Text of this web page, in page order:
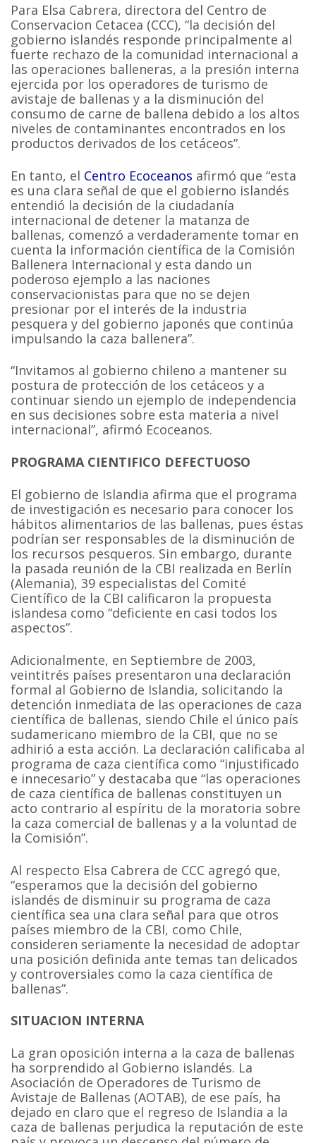
Para Elsa Cabrera, directora del Centro de
Conservacion Cetacea (CCC), “la decisión del
gobierno islandés responde principalmente al
fuerte rechazo de la comunidad internacional a
las operaciones balleneras, a la presión interna
ejercida por los operadores de turismo de
avistaje de ballenas y a la disminución del
consumo de carne de ballena debido a los altos
niveles de contaminantes encontrados en los
productos derivados de los cetáceos”.
En tanto, el Centro Ecoceanos afirmó que “esta
es una clara señal de que el gobierno islandés
entendió la decisión de la ciudadanía
internacional de detener la matanza de
ballenas, comenzó a verdaderamente tomar en
cuenta la información científica de la Comisión
Ballenera Internacional y esta dando un
poderoso ejemplo a las naciones
conservacionistas para que no se dejen
presionar por el interés de la industria
pesquera y del gobierno japonés que continúa
impulsando la caza ballenera”.
“Invitamos al gobierno chileno a mantener su
postura de protección de los cetáceos y a
continuar siendo un ejemplo de independencia
en sus decisiones sobre esta materia a nivel
internacional”, afirmó Ecoceanos.
PROGRAMA CIENTIFICO DEFECTUOSO
El gobierno de Islandia afirma que el programa
de investigación es necesario para conocer los
hábitos alimentarios de las ballenas, pues éstas
podrían ser responsables de la disminución de
los recursos pesqueros. Sin embargo, durante
la pasada reunión de la CBI realizada en Berlín
(Alemania), 39 especialistas del Comité
Científico de la CBI calificaron la propuesta
islandesa como “deficiente en casi todos los
aspectos”.
Adicionalmente, en Septiembre de 2003,
veintitrés países presentaron una declaración
formal al Gobierno de Islandia, solicitando la
detención inmediata de las operaciones de caza
científica de ballenas, siendo Chile el único país
sudamericano miembro de la CBI, que no se
adhirió a esta acción. La declaración calificaba al
programa de caza científica como “injustificado
e innecesario” y destacaba que “las operaciones
de caza científica de ballenas constituyen un
acto contrario al espíritu de la moratoria sobre
la caza comercial de ballenas y a la voluntad de
la Comisión”.
Al respecto Elsa Cabrera de CCC agregó que,
“esperamos que la decisión del gobierno
islandés de disminuir su programa de caza
científica sea una clara señal para que otros
países miembro de la CBI, como Chile,
consideren seriamente la necesidad de adoptar
una posición definida ante temas tan delicados
y controversiales como la caza científica de
ballenas”.
SITUACION INTERNA
La gran oposición interna a la caza de ballenas
ha sorprendido al Gobierno islandés. La
Asociación de Operadores de Turismo de
Avistaje de Ballenas (AOTAB), de ese país, ha
dejado en claro que el regreso de Islandia a la
caza de ballenas perjudica la reputación de este